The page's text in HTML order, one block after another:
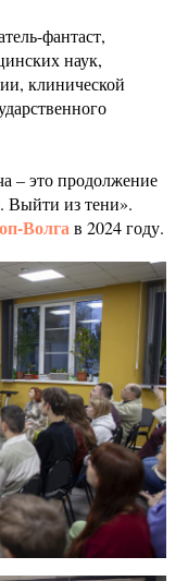
фантаст,
наук,
клинической
– это продолжение
Выйти из тени».
Волгав 2024 году.